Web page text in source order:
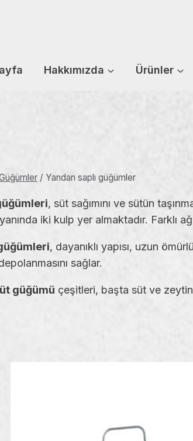
Hakkımızda Ürünler
/ Yandan saplı güğümler
, süt sağımını ve sütün
iki kulp yer almaktadır. Farklı
, dayanıklı yapısı, uzun
sağlar.
güğümü çeşitleri, başta süt ve